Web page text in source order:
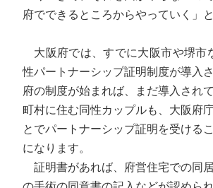
府でできるところからやっていく」
大阪府では、すでに大阪市や堺市
性パートナーシップ証明制度が導入
府の制度が始まれば、まだ導入され
町村に住む同性カップルも、大阪府
とでパートナーシップ証明を受ける
になります。
証明書があれば、府営住宅での同